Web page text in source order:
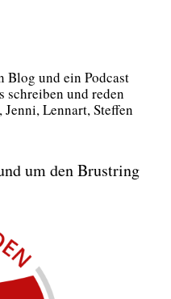
Blog und ein Pod­cast
schrei­ben und reden
Lenn­art, Stef­fen
um den Brustring